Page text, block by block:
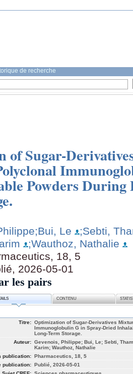
de recherche
of Sugar-
Powders During
;Bui, Le
;Sebti,
;Wauthoz, Nathalie
18, 5
2026-05-01
les pairs
CONTENU
Titre: Optimization of Sugar-Derivatives
Immunoglobulin G in Spray-Dried
Long-Term Storage.
Auteur: Gevenois, Philippe; Bui, Le; Sebti,
Karim; Wauthoz, Nathalie
publication: Pharmaceutics, 18, 5
publication: Publié, 2026-05-01